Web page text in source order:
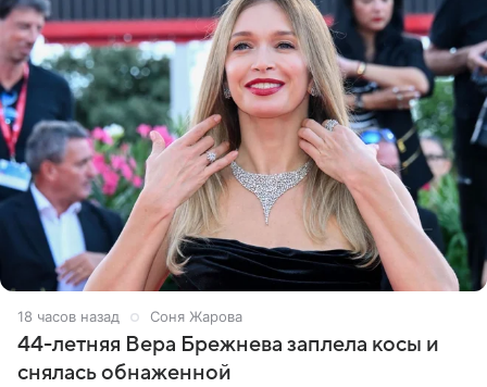
18 часов назад Соня Жарова
44-летняя Вера Брежнева заплела косы и
снялась обнаженной